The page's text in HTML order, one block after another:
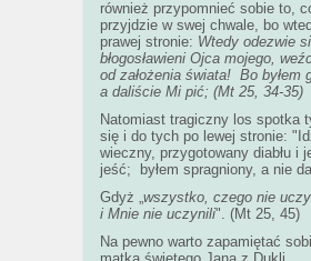
również przypomnieć sobie to,
przyjdzie w swej chwale, bo
prawej stronie: Wtedy odezwie
błogosławieni Ojca mojego,
od założenia świata! Bo byłem
a daliście Mi pić; (Mt 25, 34-35)
Natomiast tragiczny los spotka
się i do tych po lewej stronie:
wieczny, przygotowany diabłu i
jeść; byłem spragniony, a nie
Gdyż „wszystko, czego nie
i Mnie nie uczynili". (Mt 25, 45)
Na pewno warto zapamiętać